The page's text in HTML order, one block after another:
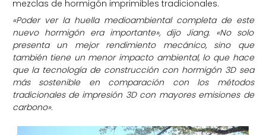
mezclas de hormigón imprimibles tradicionales.
«Poder ver la huella medioambiental completa de este
nuevo hormigón era importante», dijo Jiang. «No solo
presenta un mejor rendimiento mecánico, sino que
también tiene un menor impacto ambiental, lo que hace
que la tecnología de construcción con hormigón 3D sea
más sostenible en comparación con los métodos
tradicionales de impresión 3D con mayores emisiones de
carbono».